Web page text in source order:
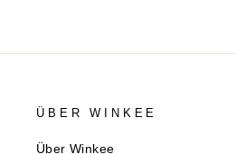
ÜBER WINKEE
Über Winkee